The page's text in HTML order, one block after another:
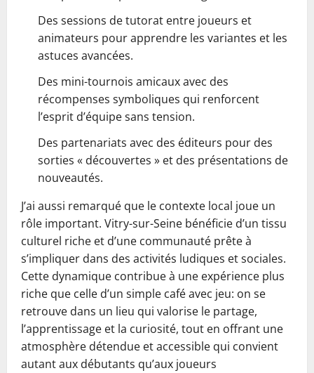
Des sessions de tutorat entre joueurs et
animateurs pour apprendre les variantes et les
astuces avancées.
Des mini-tournois amicaux avec des
récompenses symboliques qui renforcent
l’esprit d’équipe sans tension.
Des partenariats avec des éditeurs pour des
sorties « découvertes » et des présentations de
nouveautés.
J’ai aussi remarqué que le contexte local joue un
rôle important. Vitry-sur-Seine bénéficie d’un tissu
culturel riche et d’une communauté prête à
s’impliquer dans des activités ludiques et sociales.
Cette dynamique contribue à une expérience plus
riche que celle d’un simple café avec jeu: on se
retrouve dans un lieu qui valorise le partage,
l’apprentissage et la curiosité, tout en offrant une
atmosphère détendue et accessible qui convient
autant aux débutants qu’aux joueurs